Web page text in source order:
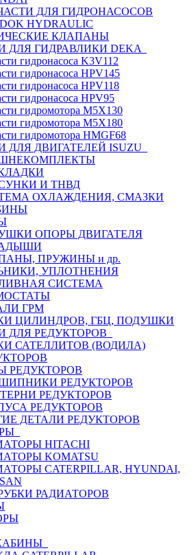
ДЛЯ ГИДРОНАСОСОВ
HYDRAULIC
КЛАПАНЫ
ДЛЯ ГИДРАВЛИКИ DEKA
гидронасоса K3V112
гидронасоса HPV145
гидронасоса HPV118
гидронасоса HPV95
гидромотора M5X130
гидромотора M5X180
гидромотора HMGF68
ДЛЯ ДВИГАТЕЛЕЙ ISUZU
И ТНВД
ОХЛАЖДЕНИЯ, СМАЗКИ
ОПОРЫ ДВИГАТЕЛЯ
ПРУЖИНЫ и др.
УПЛОТНЕНИЯ
СИСТЕМА
ГРМ
ЦИЛИНДРОВ, ГБЦ, ПОДУШКИ
ДЛЯ РЕДУКТОРОВ
САТЕЛЛИТОВ (ВОДИЛА)
РЕДУКТОРОВ
РЕДУКТОРОВ
РЕДУКТОРОВ
РЕДУКТОРОВ
ДЕТАЛИ РЕДУКТОРОВ
HITACHI
KOMATSU
CATERPILLAR, HYUNDAI,
РАДИАТОРОВ